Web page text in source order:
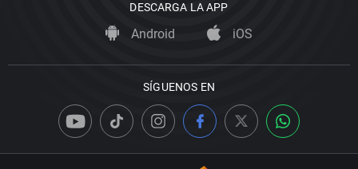
DESCARGA LA APP
Android iOS
SÍGUENOS EN